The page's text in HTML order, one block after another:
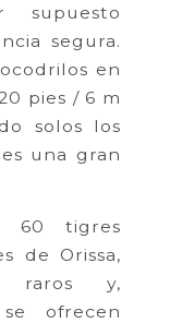
supuesto
segura.
en
pies / 6 m
solos los
una gran
60 tigres
de Orissa,
raros y,
ofrecen